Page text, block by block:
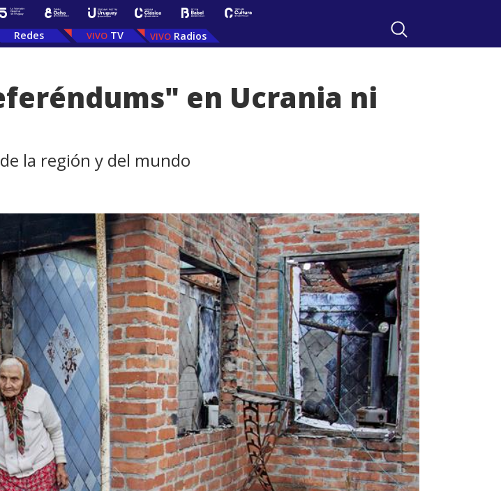
Redes TV Radios
en Ucrania ni
la región y del mundo